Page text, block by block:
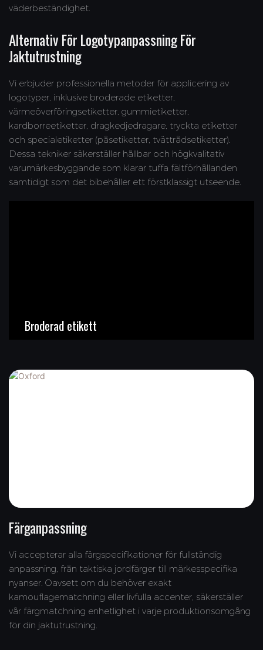
väderbeständighet.
Alternativ För Logotypanpassning För
Jaktutrustning
Vi erbjuder professionella metoder för applicering av
logotyper, inklusive broderade etiketter,
värmeöverföringsetiketter, gummietiketter,
kardborreetiketter, dragkedjedragare, tryckta etiketter
och specialetiketter (påsetiketter, tvättrådsetiketter).
Dessa tekniker säkerställer hållbar och högkvalitativ
varumärkesbyggande som klarar tuffa fältförhållanden
samtidigt som det bibehåller ett förstklassigt utseende.
Broderad etikett
Färganpassning
Vi accepterar alla färgspecifikationer för fullständig
anpassning, från taktiska jordfärger till märkesspecifika
nyanser. Oavsett om du behöver exakt
kamouflagematchning eller livfulla accenter, säkerställer
vår färgmatchning enhetlighet i varje produktionsomgång
för din jaktutrustning.